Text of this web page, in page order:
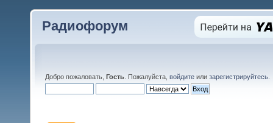
Радиофорум
Добро пожаловать, Гость . Пожалуйста, войдите или зарегистрируйтесь